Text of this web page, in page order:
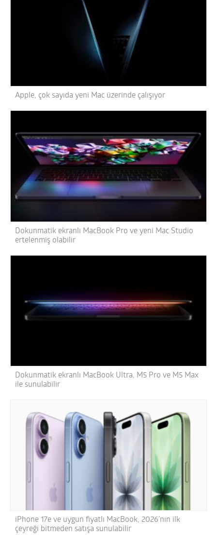
Apple, çok sayıda yeni Mac üzerinde çalışıyor
Dokunmatik ekranlı MacBook Pro ve yeni Mac Studio
ertelenmiş olabilir
Dokunmatik ekranlı MacBook Ultra, M5 Pro ve M5 Max
ile sunulabilir
iPhone 17e ve uygun fiyatlı MacBook, 2026’nın ilk
çeyreği bitmeden satışa sunulabilir